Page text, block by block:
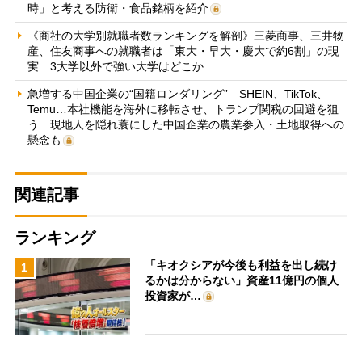
時」と考える防衛・食品銘柄を紹介
《商社の大学別就職者数ランキングを解剖》三菱商事、三井物
産、住友商事への就職者は「東大・早大・慶大で約6割」の現
実 3大学以外で強い大学はどこか
急増する中国企業の“国籍ロンダリング” SHEIN、TikTok、
Temu…本社機能を海外に移転させ、トランプ関税の回避を狙
う 現地人を隠れ蓑にした中国企業の農業参入・土地取得への
懸念も
関連記事
ランキング
1
「キオクシアが今後も利益を出し続け
るかは分からない」資産11億円の個人
投資家が…